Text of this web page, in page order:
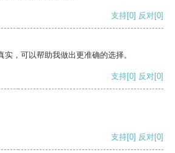
支持[0] 反对[0]
，可以帮助我做出更准确的选择。
支持[0] 反对[0]
支持[0] 反对[0]